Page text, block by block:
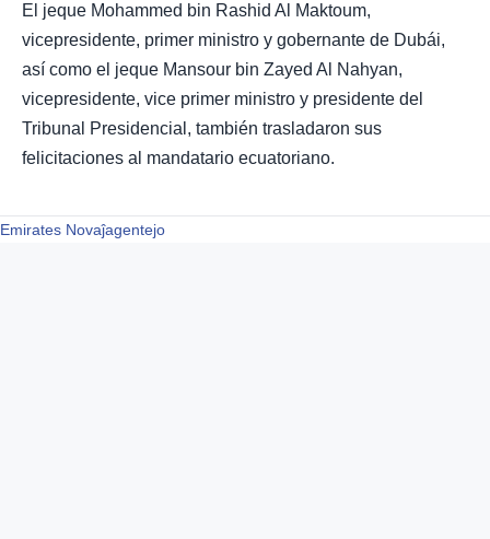
El jeque Mohammed bin Rashid Al Maktoum,
vicepresidente, primer ministro y gobernante de Dubái,
así como el jeque Mansour bin Zayed Al Nahyan,
vicepresidente, vice primer ministro y presidente del
Tribunal Presidencial, también trasladaron sus
felicitaciones al mandatario ecuatoriano.
Emirates Novaĵagentejo